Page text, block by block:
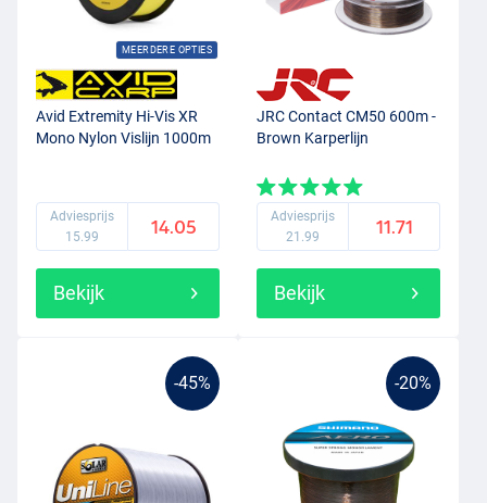
MEERDERE OPTIES
Avid Extremity Hi-Vis XR
Mono Nylon Vislijn 1000m
Adviesprijs
15.99
14.05
Bekijk
JRC Contact CM50 600m -
Brown Karperlijn
Adviesprijs
21.99
11.71
Bekijk
-45% -20%